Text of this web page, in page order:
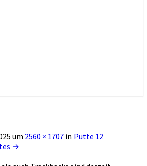
um 2560 × 1707 in Pütte 12
→